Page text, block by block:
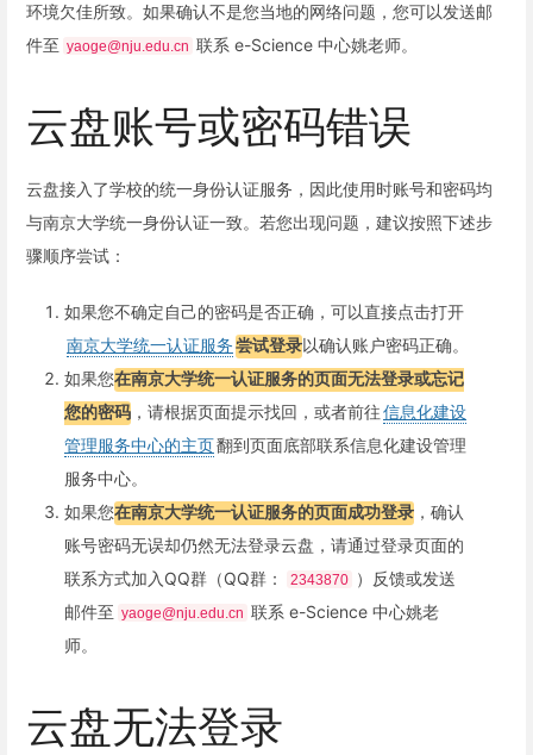
环境欠佳所致。如果确认不是您当地的网络问题，您可以发送邮
件至 yaoge@nju.edu.cn 联系 e-Science 中心姚老师。
云盘账号或密码错误
云盘接入了学校的统一身份认证服务，因此使用时账号和密码均
与南京大学统一身份认证一致。若您出现问题，建议按照下述步
骤顺序尝试：
如果您不确定自己的密码是否正确，可以直接点击打开
南京大学统一认证服务尝试登录以确认账户密码正确。
如果您在南京大学统一认证服务的页面无法登录或忘记
您的密码 ，请根据页面提示找回，或者前往信息化建设
管理服务中心的主页翻到页面底部联系信息化建设管理
服务中心。
如果您在南京大学统一认证服务的页面成功登录 ，确认
账号密码无误却仍然无法登录云盘，请通过登录页面的
联系方式加入QQ群（QQ群：
2343870
）反馈或发送
邮件至 yaoge@nju.edu.cn 联系 e-Science 中心姚老
师。
云盘无法登录